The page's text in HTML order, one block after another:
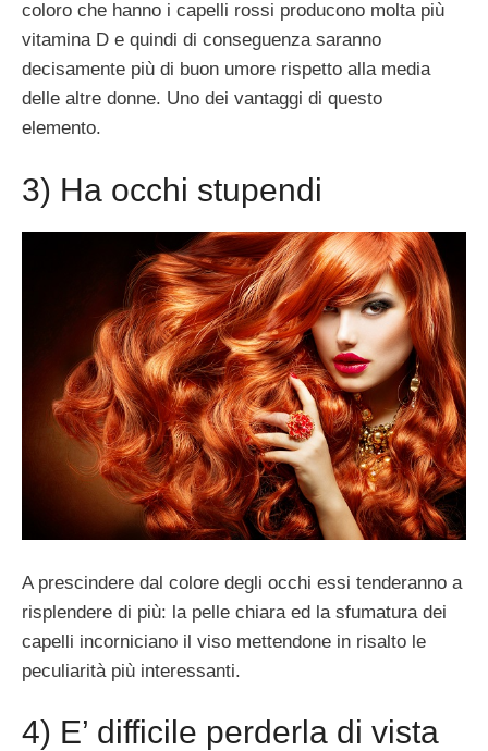
coloro che hanno i capelli rossi producono molta più
vitamina D e quindi di conseguenza saranno
decisamente più di buon umore rispetto alla media
delle altre donne. Uno dei vantaggi di questo
elemento.
3) Ha occhi stupendi
A prescindere dal colore degli occhi essi tenderanno a
risplendere di più: la pelle chiara ed la sfumatura dei
capelli incorniciano il viso mettendone in risalto le
peculiarità più interessanti.
4) E’ difficile perderla di vista